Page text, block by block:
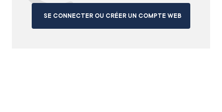
SE CONNECTER OU CRÉER UN COMPTE WEB